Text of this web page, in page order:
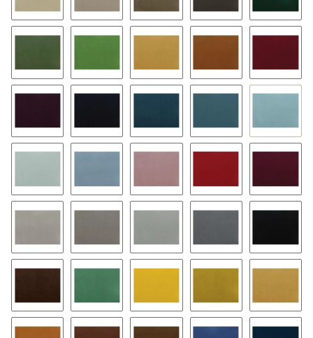
24 44 54 84 48
38 28 35 49 53
79 47 37 57 58
08 17 03 23 63
26 46 16 66 02
174 168 125 135 105